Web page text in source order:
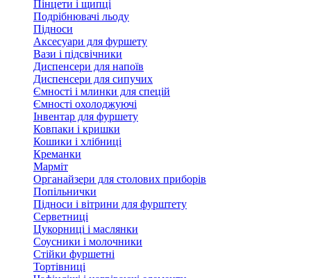
Пінцети і щипці
Подрібнювачі льоду
Підноси
Аксесуари для фуршету
Вази і підсвічники
Диспенсери для напоїв
Диспенсери для сипучих
Ємності і млинки для спецій
Ємності охолоджуючі
Інвентар для фуршету
Ковпаки і кришки
Кошики і хлібниці
Креманки
Марміт
Органайзери для столових приборів
Попільнички
Підноси і вітрини для фурштету
Серветниці
Цукорниці і маслянки
Соусники і молочники
Стійки фуршетні
Тортівниці